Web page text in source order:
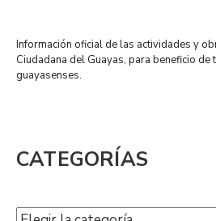
Información oficial de las actividades y
Ciudadana del Guayas, para beneficio
guayasenses.
CATEGORÍAS